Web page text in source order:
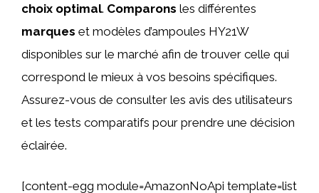
choix optimal. Comparons les différentes
marques et modèles d’ampoules HY21W
disponibles sur le marché afin de trouver celle qui
correspond le mieux à vos besoins spécifiques.
Assurez-vous de consulter les avis des utilisateurs
et les tests comparatifs pour prendre une décision
éclairée.
[content-egg module=AmazonNoApi template=list